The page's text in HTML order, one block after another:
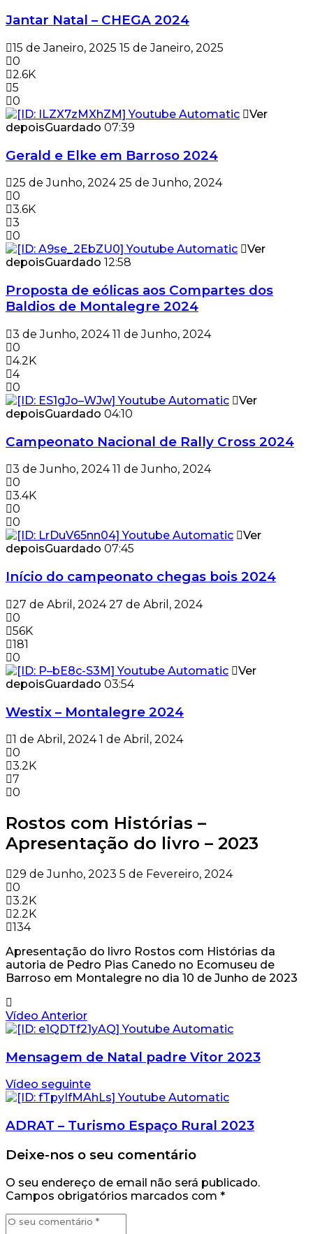
Jantar Natal – CHEGA 2024
15 de Janeiro, 2025 15 de Janeiro, 2025
0
2.6K
5
0
Ver
depoisGuardado 07:39
Gerald e Elke em Barroso 2024
25 de Junho, 2024 25 de Junho, 2024
0
3.6K
3
0
Ver
depoisGuardado 12:58
Proposta de eólicas aos Compartes dos
Baldios de Montalegre 2024
3 de Junho, 2024 11 de Junho, 2024
0
4.2K
4
0
Ver
depoisGuardado 04:10
Campeonato Nacional de Rally Cross 2024
3 de Junho, 2024 11 de Junho, 2024
0
3.4K
0
0
Ver
depoisGuardado 07:45
Início do campeonato chegas bois 2024
27 de Abril, 2024 27 de Abril, 2024
0
56K
181
0
Ver
depoisGuardado 03:54
Westix – Montalegre 2024
1 de Abril, 2024 1 de Abril, 2024
0
3.2K
7
0
Rostos com Histórias –
Apresentação do livro – 2023
29 de Junho, 2023 5 de Fevereiro, 2024
0
3.2K
2.2K
134
Apresentação do livro Rostos com Histórias da
autoria de Pedro Pias Canedo no Ecomuseu de
Barroso em Montalegre no dia 10 de Junho de 2023
Vídeo Anterior
Mensagem de Natal padre Vitor 2023
Vídeo seguinte
ADRAT – Turismo Espaço Rural 2023
Deixe-nos o seu comentário
O seu endereço de email não será publicado.
Campos obrigatórios marcados com *